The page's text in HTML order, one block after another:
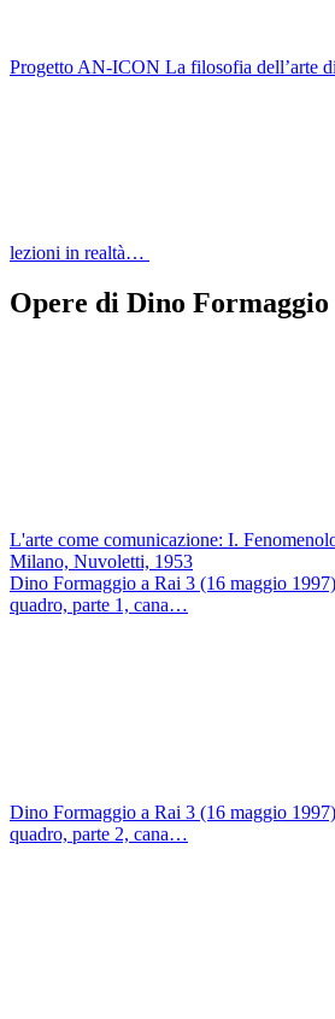
Progetto AN-ICON La filosofia dell’arte
lezioni in realtà…
Opere di Dino Formaggio
L'arte come comunicazione: I.
Milano, Nuvoletti, 1953
Dino Formaggio a Rai 3 (16 maggio
quadro, parte 1, cana…
Dino Formaggio a Rai 3 (16 maggio
quadro, parte 2, cana…